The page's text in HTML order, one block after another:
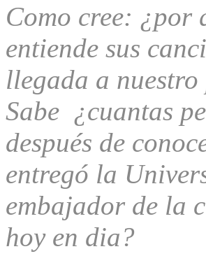
Como cree: ¿por
entiende sus
llegada a
Sabe ¿cuantas
después de
entregó la
embajador de la
hoy en dia?